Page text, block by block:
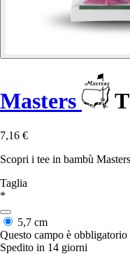
Masters
7,16 €
Scopri i tee in bambù
Taglia
*
5,7 cm
Questo campo è obbligatorio
Spedito in 14 giorni